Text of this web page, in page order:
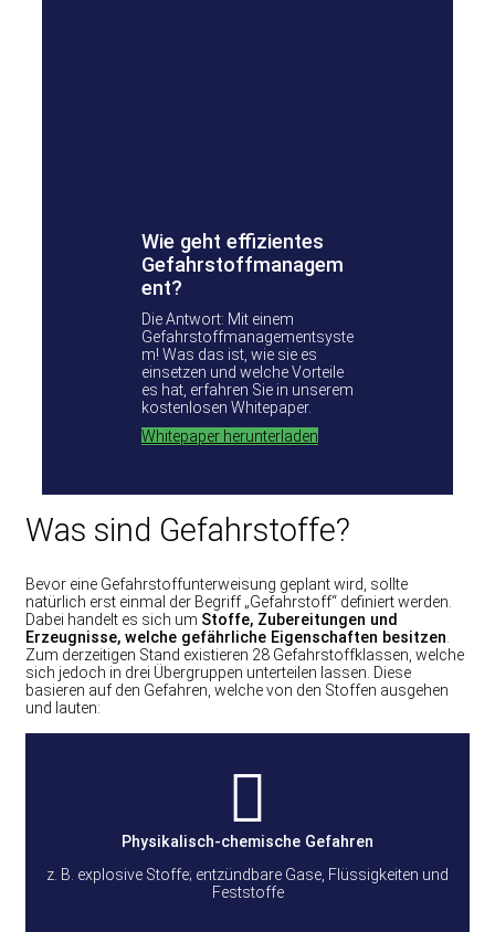
Wie geht effizientes
Gefahrstoffmanagem
ent?
Die Antwort: Mit einem
Gefahrstoffmanagementsyste
m! Was das ist, wie sie es
einsetzen und welche Vorteile
es hat, erfahren Sie in unserem
kostenlosen Whitepaper.
Whitepaper herunterladen
Was sind Gefahrstoffe?
Bevor eine Gefahrstoffunterweisung geplant wird, sollte
natürlich erst einmal der Begriff „Gefahrstoff“ definiert werden.
Dabei handelt es sich um Stoffe, Zubereitungen und
Erzeugnisse, welche gefährliche Eigenschaften besitzen.
Zum derzeitigen Stand existieren 28 Gefahrstoffklassen, welche
sich jedoch in drei Übergruppen unterteilen lassen. Diese
basieren auf den Gefahren, welche von den Stoffen ausgehen
und lauten:
Physikalisch-chemische Gefahren
z. B. explosive Stoffe; entzündbare Gase, Flüssigkeiten und
Feststoffe